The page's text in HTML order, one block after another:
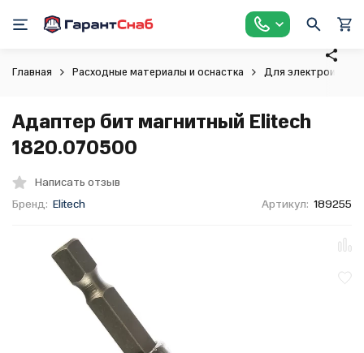
Главная Расходные материалы и оснастка Для
Адаптер бит магнитный Elitech
1820.070500
Написать отзыв
Бренд: Elitech Артикул: 189255